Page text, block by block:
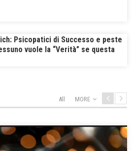
Psicopatici di Successo e peste
vuole la “Verità” se questa
gli si addice e non gli serve
All MORE